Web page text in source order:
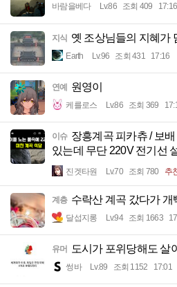
바람을베다 Lv.86 조회 409 17:16
지식 옛 조상님들의 지혜가
Earth Lv.96 조회 431 17:16
연예 원영이
케를로스 Lv.86 조회 369
이슈 장흥계곡 피카츄 / 보
있는데 무단 220V 전기선
진겟타원 Lv.70 조회 780 추
계층 수락산 계곡 갔다가 개
달섭지롱 Lv.94 조회 1663
유머 도시가 포위당해도 살
썽바 Lv.89 조회 1152 17:01